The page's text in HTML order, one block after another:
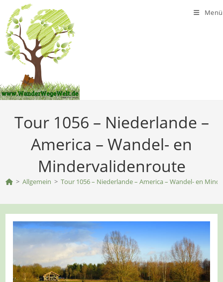
Inhalt
springen
Menü
Tour 1056 – Niederlande –
America – Wandel- en
Mindervalidenroute
> Allgemein > Tour 1056 – Niederlande – America – Wandel- en